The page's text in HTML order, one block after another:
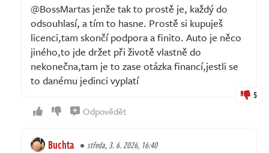
@BossMartas jenže tak to prostě je, každý do
odsouhlasí, a tím to hasne. Prostě si kupuješ
licenci,tam skončí podpora a finito. Auto je něco
jiného,to jde držet při životě vlastně do
nekonečna,tam je to zase otázka financí,jestli se
to danému jedinci vyplatí
5
Odpovědět
Buchta středa, 3. 6. 2026, 16:40